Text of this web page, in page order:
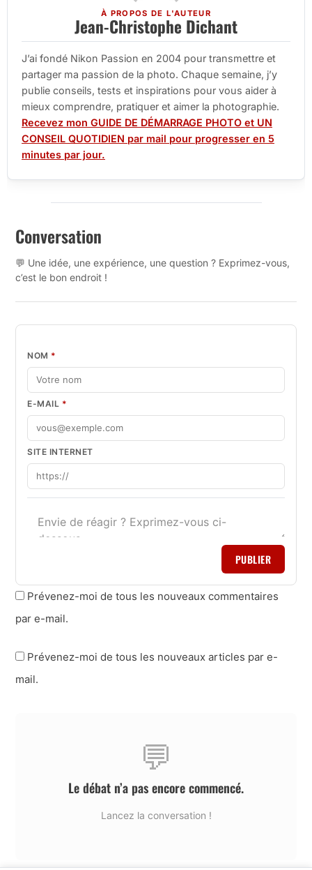
À PROPOS DE L'AUTEUR
Jean-Christophe Dichant
J’ai fondé Nikon Passion en 2004 pour transmettre et
partager ma passion de la photo. Chaque semaine, j’y
publie conseils, tests et inspirations pour vous aider à
mieux comprendre, pratiquer et aimer la photographie.
Recevez mon GUIDE DE DÉMARRAGE PHOTO et UN
CONSEIL QUOTIDIEN par mail pour progresser en 5
minutes par jour.
Conversation
💬 Une idée, une expérience, une question ? Exprimez-vous,
c’est le bon endroit !
NOM *
E-MAIL *
SITE INTERNET
PUBLIER
Prévenez-moi de tous les nouveaux commentaires
par e-mail.
Prévenez-moi de tous les nouveaux articles par e-
mail.
💬
Le débat n’a pas encore commencé.
Lancez la conversation !